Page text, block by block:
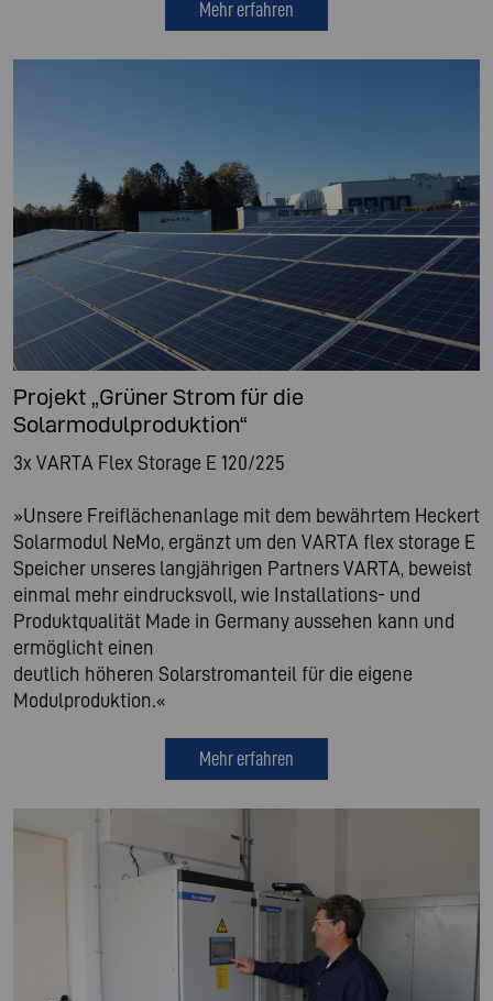
Mehr erfahren
Projekt „Grüner Strom für die
Solarmodulproduktion“
3x VARTA Flex Storage E 120/225
»Unsere Freiflächenanlage mit dem bewährtem Heckert
Solarmodul NeMo, ergänzt um den VARTA flex storage E
Speicher unseres langjährigen Partners VARTA, beweist
einmal mehr eindrucksvoll, wie Installations- und
Produktqualität Made in Germany aussehen kann und
ermöglicht einen
deutlich höheren Solarstromanteil für die eigene
Modulproduktion.«
Mehr erfahren